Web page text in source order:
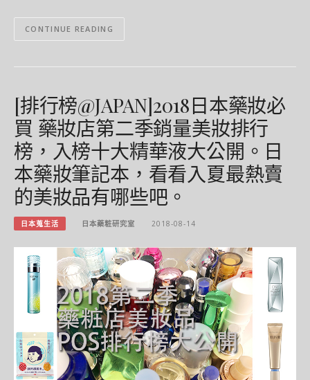
CONTINUE READING
[排行榜@JAPAN]2018日本藥妝必
買 藥妝店第二季銷量美妝排行
榜，入榜十大精華液大公開。日
本藥妝筆記本，看看入夏最熱賣
的美妝品有哪些吧。
日本蒐生活 日本藥粧研究室 2018-08-14